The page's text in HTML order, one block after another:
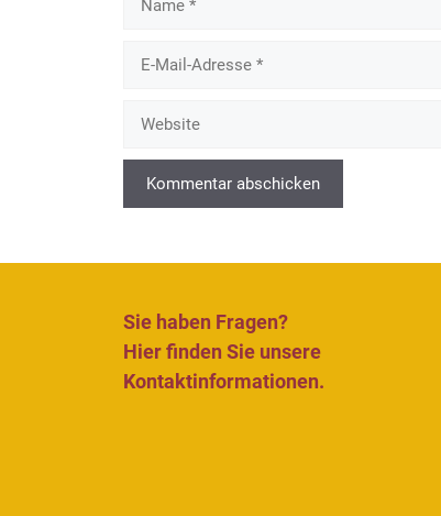
Mail-
Sie haben Fragen?
Hier finden Sie unsere
Kontaktinformationen.